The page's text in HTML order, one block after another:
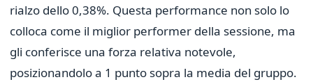
rialzo dello 0,38%. Questa performance non solo lo
colloca come il miglior performer della sessione, ma
gli conferisce una forza relativa notevole,
posizionandolo a 1 punto sopra la media del gruppo.